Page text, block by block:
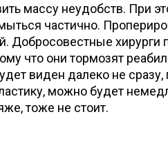
массу неудобств. При
частично.
Добросовестные хирурги
что они тормозят
виден далеко не сразу,
можно будет
тоже не стоит.